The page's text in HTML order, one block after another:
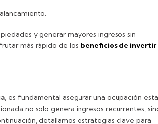
y generar mayores ingresos sin
más rápido de los beneficios de invertir
, es fundamental asegurar una ocupación
no solo genera ingresos recurrentes,
detallamos estrategias clave para